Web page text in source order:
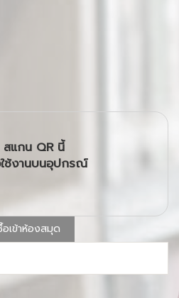
สแกน QR นี้
ช้งานบนอุปกรณ์
เข้าห้องสมุด